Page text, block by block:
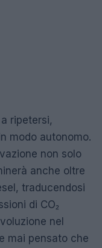
ripetersi,
modo autonomo.
non solo
anche oltre
traducendosi
di CO₂
nel
mai pensato che